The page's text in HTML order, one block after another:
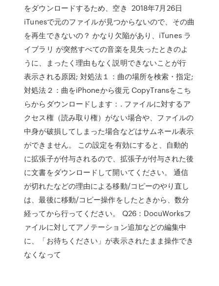
をダウンロードするため、空き 2018年7月26日
iTunesで元のファイルが見つからないので、その曲
を再生できないの？ かなり欠陥があり、iTunes ラ
イブラリ が突然すべての音楽を見失ったときのよ
うに、まったく理由もなく説明できないことが行
表示される原因; 対処法１：曲の場所を検索・指定;
対処法２：曲をiPhoneから復元 CopyTransをこち
らからダウンロードします：. ファイルに対するア
クセス権（読み取り権）がない場合や、ファイルの
中身が破損してしまった場合などはサムネール表示
ができません。 この設定を有効にすると、自動的
に拡張子が付与されるので、拡張子が付与された後
に文書をダウンロードして開いてください。 通信
が切れたなどの理由による移動/コピーのやり直し
は、最後に移動/コピー操作をしたときから、数分
経ってから行ってください。 Q26：DocuWorksフ
ァイルに対してアノテーション追加などの編集中
に、「お待ちください」が表示されたまま操作でき
なくなって